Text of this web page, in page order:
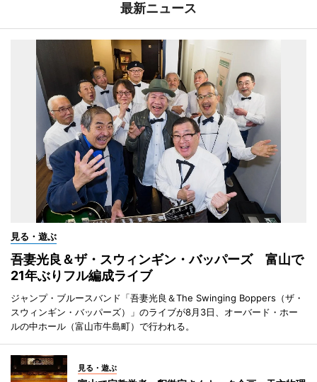
最新ニュース
見る・遊ぶ
吾妻光良＆ザ・スウィンギン・バッパーズ 富山で
21年ぶりフル編成ライブ
ジャンプ・ブルースバンド「吾妻光良＆The Swinging Boppers（ザ・
スウィンギン・バッパーズ）」のライブが8月3日、オーバード・ホー
ルの中ホール（富山市牛島町）で行われる。
見る・遊ぶ